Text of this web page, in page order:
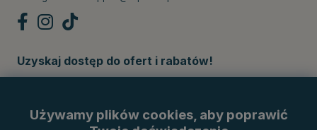
Uzyskaj dostęp do ofert i rabatów!
Używamy plików cookies, aby poprawić